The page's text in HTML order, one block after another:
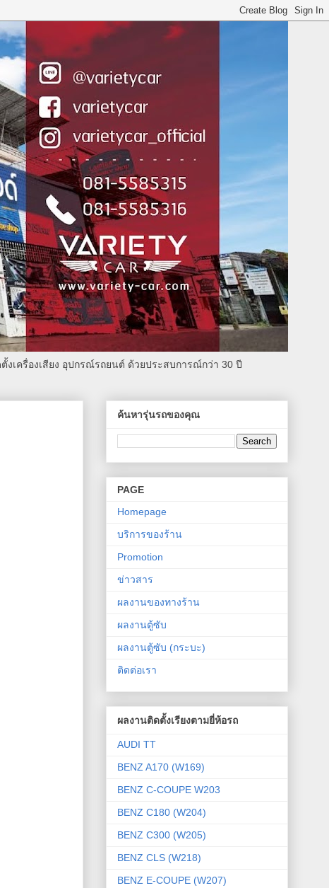
เครื่องเสียง อุปกรณ์รถยนต์ ด้วยประสบการณ์กว่า 30 ปี
ค้นหารุ่นรถของคุณ
PAGE
Homepage
บริการของร้าน
Promotion
ข่าวสาร
ผลงานของทางร้าน
ผลงานตู้ซับ
ผลงานตู้ซับ (กระบะ)
ติดต่อเรา
ผลงานติดตั้งเรียงตามยี่ห้อรถ
AUDI TT
BENZ A170 (W169)
BENZ C-COUPE W203
BENZ C180 (W204)
BENZ C300 (W205)
BENZ CLS (W218)
BENZ E-COUPE (W207)